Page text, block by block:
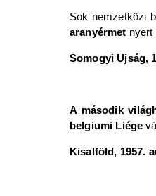
Sok nemzetközi
aranyérmet
Somogyi Ujság,
A második
belgiumi Liége
Kisalföld, 1957.